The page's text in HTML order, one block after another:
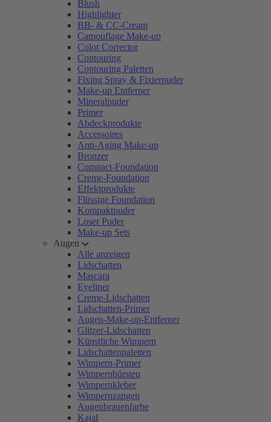
Blush
Highlighter
BB- & CC-Cream
Camouflage Make-up
Color Corrector
Contouring
Contouring Paletten
Fixing Spray & Fixierpuder
Make-up Entferner
Mineralpuder
Primer
Abdeckprodukte
Accessoires
Anti-Aging Make-up
Bronzer
Compact-Foundation
Creme-Foundation
Effektprodukte
Flüssige Foundation
Kompaktpuder
Loser Puder
Make-up Sets
Augen
Alle anzeigen
Lidschatten
Mascara
Eyeliner
Creme-Lidschatten
Lidschatten-Primer
Augen-Make-up-Entferner
Glitzer-Lidschatten
Künstliche Wimpern
Lidschattenpaletten
Wimpern-Primer
Wimpernbürsten
Wimpernkleber
Wimpernzangen
Augenbrauenfarbe
Kajal